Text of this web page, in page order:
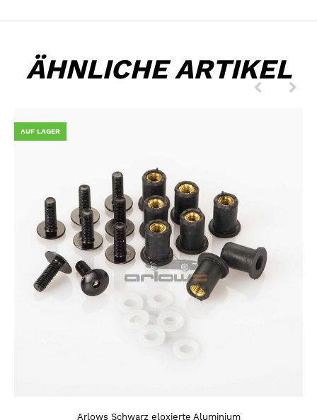
ÄHNLICHE ARTIKEL
AUF LAGER
Arlows Schwarz eloxierte Aluminium